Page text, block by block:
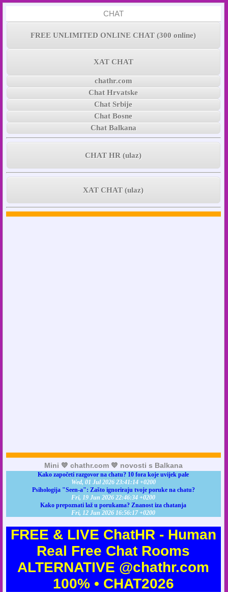
CHAT
FREE UNLIMITED ONLINE CHAT (300 online)
XAT CHAT
chathr.com
Chat Hrvatske
Chat Srbije
Chat Bosne
Chat Balkana
CHAT HR (ulaz)
XAT CHAT (ulaz)
Mini 💙 chathr.com 💙 novosti s Balkana
Kako započeti razgovor na chatu? 10 fora koje uvijek pale
Wed, 01 Jul 2026 23:41:14 +0200
Psihologija "Seen-a": Zašto ignoriraju tvoje poruke na chatu?
Fri, 19 Jun 2026 22:46:34 +0200
Kako prepoznati laž u porukama? Znanost iza chatanja
Fri, 12 Jun 2026 16:56:17 +0200
FREE & LIVE ChatHR - Human
Real Free Chat Rooms
ALTERNATIVE @chathr.com
100% • CHAT2026